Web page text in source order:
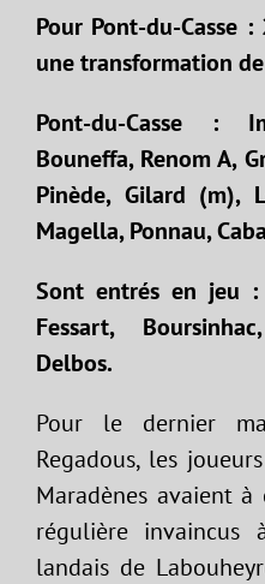
Pour Pont-du-Casse
une transformation
Pont-du-Casse :
Bouneffa, Renom A,
Pinède, Gilard (m),
Magella, Ponnau,
Sont entrés en jeu :
Fessart,
Delbos.
Pour le dernier
Regadous, les
Maradènes avaient
régulière invaincus
landais de